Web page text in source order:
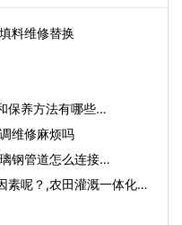
料维修替换
保养方法有哪些…
维修麻烦吗
钢管道怎么连接…
素呢？,农田灌溉一体化泵